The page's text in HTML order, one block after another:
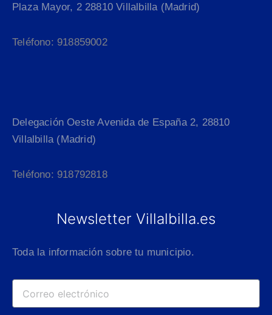
Plaza Mayor, 2 28810 Villalbilla (Madrid)
Teléfono: 918859002
Delegación Oeste Avenida de España 2, 28810
Villalbilla (Madrid)
Teléfono: 918792818
Newsletter Villalbilla.es
Toda la información sobre tu municipio.